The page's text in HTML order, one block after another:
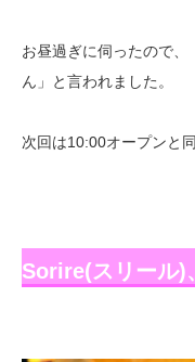
お昼過ぎに伺ったので
ん」と言われました。
次回は10:00オープンと
Sorire(スリール)